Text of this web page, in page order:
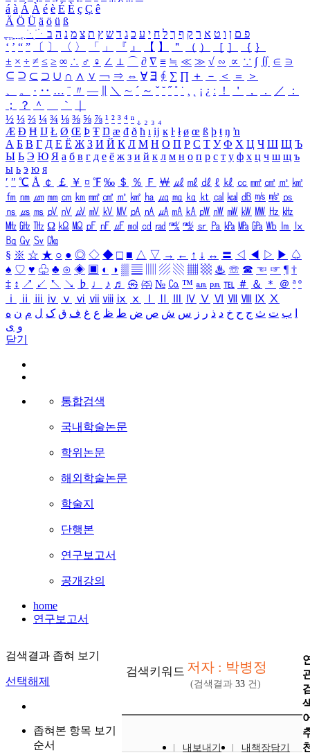
á à Á À é è É È ç Ç ê
Ä Ö Ü ä ö ü ß
ִֶֹ ֻּ ׁׂ פ ם ן ו ט א ר ק ף ך ל ח י ע כ ג ד ש ץ ת צ מ נ ה ב
‘ ’ “ ” 〔 〕 〈 〉 「 」 『 』 【 】 ＂ （ ） ［ ］ ｛ ｝
± × ÷ ≠ ≤ ≥ ∞ ∴ ♂ ♀ ∠ ⊥ ⌒ ∂ ∇ ≡ ≒ ≪ ≫ √ ∽ ∝ ∵ ∫ ∬ ∈ ∋
⊆ ⊇ ⊂ ⊃ ∪ ∩ ∧ ∨ ￢ ⇒ ⇔ ∀ ∃ ∮ ∑ ∏ ＋ － ＜ ＝
＞
、
。 · ‥ … ¨ 〃 ― ＼ ∼ ´ ～ ˇ ˘ ˝ ˚ ˙ ¸ ¡ ¿ ː ！ ＇ ， ． ／
：
；
？ ＾ ｀
½ ⅓ ⅔ ¼ ¾ ⅛ ⅜ ⅝ ⅞ ¹ ² ³ ⁴ ⁿ ₁ ₂ ₃ ₄
Æ Ð Ħ Ĳ Ł Ø Œ Þ Ŧ Ŋ æ đ ð ħ ı ĳ ĸ ŀ ł ø œ ß þ ŧ ŋ ŉ
А Б В Г Д Е Ё Ж З И Й К Л М Н О П Р С Т У Ф Х Ц Ч Ш Щ Ъ
Ы Ь Э Ю Я а б в г д е ё ж з и й к л м н о п р с т у ф х ц ч ш щ ъ
ы ь э ю я
′ ″ ℃ Å ￠ ￡ ￥ ¤ ℉ ‰ ＄ ％ Ｆ ￦ ㎕ ㎖ ㎗ ℓ ㎘ ㏄ ㎣ ㎤ ㎥ ㎦
㎙ ㎚ ㎛ ㎜ ㎝ ㎞ ㎟ ㎠ ㎡ ㎢ ㏊ ㎍ ㎎ ㎏ ㏏ ㎈ ㎉ ㏈ ㎧ ㎨ ㎰
㎱ ㎲ ㎳ ㎴ ㎵ ㎶ ㎷ ㎸ ㎹ ㎀ ㎁ ㎂ ㎃ ㎄ ㎺ ㎻ ㎽ ㎾ ㎿ ㎐ ㎑
㎒ ㎓ ㎔ Ω ㏀ ㏁ ㎊ ㎋ ㎌ ㏖ ㏅ ㎭ ㎮ ㎯ ㏛ ㎩ ㎪ ㎫ ㎬ ㏝ ㏐
㏓
㏃ ㏉ ㏜ ㏆
§ ※ ☆ ★ ○ ● ◎ ◇ ◆ □ ■ △ ▽ → ← ↑ ↓ ↔ 〓 ◁ ◀ ▷ ▶ ♤
♠ ♡ ♥ ♧ ♣ ⊙ ◈ ▣ ◐ ◑ ▒ ▤ ▨ ▧ ▦ ▩ ♨ ☏ ☎ ☜ ☞ ¶ †
‡ ↕ ↗ ↙ ↖ ↘ ♭ ♩ ♪ ♬ ㉿ ㈜ № ㏇ ™ ㏂ ㏘ ℡ ＃ ＆ ＊ ＠ ª º
ⅰ
ⅱ ⅲ ⅳ ⅴ ⅵ ⅶ ⅷ ⅸ ⅹ Ⅳ Ⅴ Ⅵ Ⅶ Ⅷ Ⅸ Ⅹ
ب ت ث ج ح خ د ذ ر ز س ش ص ض ط ظ ع غ ف ق ک ل م ن ه
و ی
닫기
통합검색
국내학술논문
학위논문
해외학술논문
학술지
단행본
연구보고서
공개강의
home
연구보고서
검색결과 좁혀 보기
선택해제
좁혀본 항목 보기
순서
검색키워드 저자 : 박병정
(검색결과 33 건)
내보내기
내책장담기